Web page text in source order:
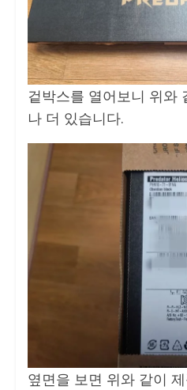
겉박스를 열어보니 위와
나 더 있습니다.
옆면을 보면 위와 같이